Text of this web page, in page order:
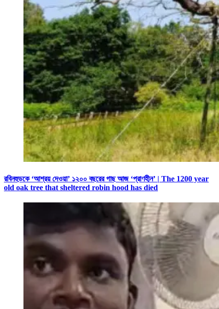
রবিনহুডকে ‘আশ্রয় দেওয়া’ ১২০০ বছরের গাছ আজ ‘প্রাণহীন’ | The 1200 year
old oak tree that sheltered robin hood has died